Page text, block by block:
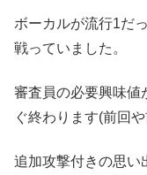
ボーカルが流行1だ
戦っていました。
審査員の必要興味値
ぐ終わります(前回
追加攻撃付きの思い